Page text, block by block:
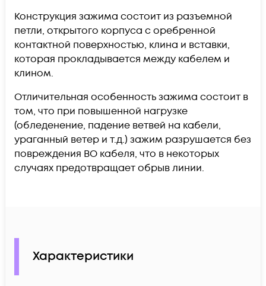
Конструкция зажима состоит из разъемной
петли, открытого корпуса с оребренной
контактной поверхностью, клина и вставки,
которая прокладывается между кабелем и
клином.
Отличительная особенность зажима состоит в
том, что при повышенной нагрузке
(обледенение, падение ветвей на кабели,
ураганный ветер и т.д.) зажим разрушается без
повреждения ВО кабеля, что в некоторых
случаях предотвращает обрыв линии.
Характеристики